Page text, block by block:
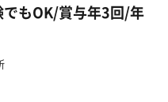
もOK/賞与年3回/年